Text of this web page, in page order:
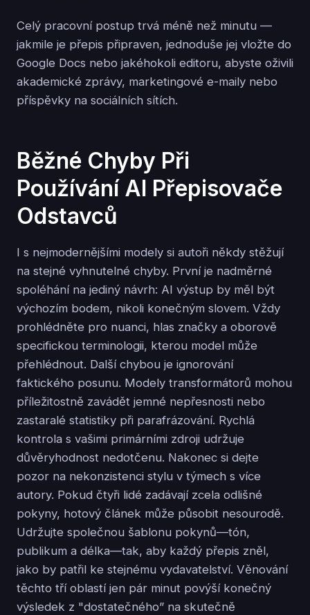
Celý pracovní postup trvá méně než minutu —
jakmile je přepis připraven, jednoduše jej vložte do
Google Docs nebo jakéhokoli editoru, abyste oživili
akademické zprávy, marketingové e-maily nebo
příspěvky na sociálních sítích.
Běžné Chyby Při
Používání AI Přepisovače
Odstavců
I s nejmodernějšími modely si autoři někdy stěžují
na stejné vyhnutelné chyby. První je nadměrné
spoléhání na jediný návrh: AI výstup by měl být
výchozím bodem, nikoli konečným slovem. Vždy
prohlédněte pro nuanci, hlas značky a oborově
specifickou terminologii, kterou model může
přehlédnout. Další chybou je ignorování
faktického posunu. Modely transformátorů mohou
příležitostně zavádět jemné nepřesnosti nebo
zastaralé statistiky při parafrázování. Rychlá
kontrola s vašimi primárními zdroji udržuje
důvěryhodnost nedotčenu. Nakonec si dejte
pozor na nekonzistenci stylu v týmech s více
autory. Pokud čtyři lidé zadávají zcela odlišné
pokyny, hotový článek může působit nesourodě.
Udržujte společnou šablonu pokynů—tón,
publikum a délka—tak, aby každý přepis zněl,
jako by patřil ke stejnému vydavatelství. Věnování
těchto tří oblastí jen pár minut povýší konečný
výsledek z "dostatečného” na skutečně